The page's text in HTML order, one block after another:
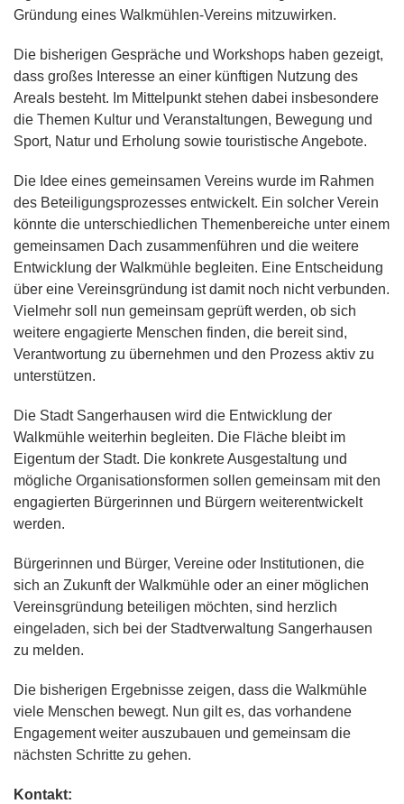
Gründung eines Walkmühlen-Vereins mitzuwirken.
Die bisherigen Gespräche und Workshops haben gezeigt,
dass großes Interesse an einer künftigen Nutzung des
Areals besteht. Im Mittelpunkt stehen dabei insbesondere
die Themen Kultur und Veranstaltungen, Bewegung und
Sport, Natur und Erholung sowie touristische Angebote.
Die Idee eines gemeinsamen Vereins wurde im Rahmen
des Beteiligungsprozesses entwickelt. Ein solcher Verein
könnte die unterschiedlichen Themenbereiche unter einem
gemeinsamen Dach zusammenführen und die weitere
Entwicklung der Walkmühle begleiten. Eine Entscheidung
über eine Vereinsgründung ist damit noch nicht verbunden.
Vielmehr soll nun gemeinsam geprüft werden, ob sich
weitere engagierte Menschen finden, die bereit sind,
Verantwortung zu übernehmen und den Prozess aktiv zu
unterstützen.
Die Stadt Sangerhausen wird die Entwicklung der
Walkmühle weiterhin begleiten. Die Fläche bleibt im
Eigentum der Stadt. Die konkrete Ausgestaltung und
mögliche Organisationsformen sollen gemeinsam mit den
engagierten Bürgerinnen und Bürgern weiterentwickelt
werden.
Bürgerinnen und Bürger, Vereine oder Institutionen, die
sich an Zukunft der Walkmühle oder an einer möglichen
Vereinsgründung beteiligen möchten, sind herzlich
eingeladen, sich bei der Stadtverwaltung Sangerhausen
zu melden.
Die bisherigen Ergebnisse zeigen, dass die Walkmühle
viele Menschen bewegt. Nun gilt es, das vorhandene
Engagement weiter auszubauen und gemeinsam die
nächsten Schritte zu gehen.
Kontakt: